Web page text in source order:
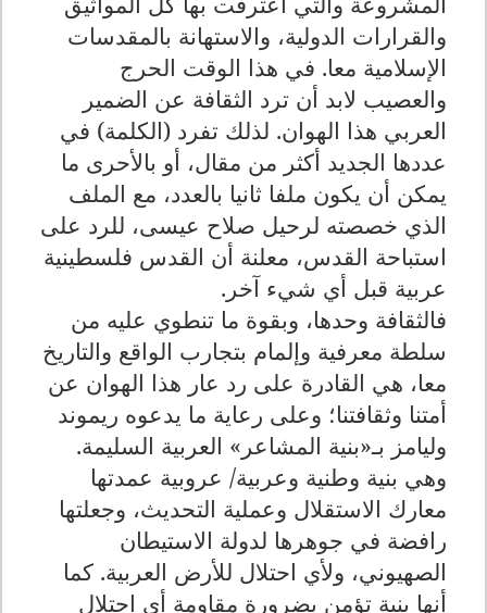
والقرارات الدولية، والاستهانة بالمقدسات
الإسلامية معا. في هذا الوقت الحرج
والعصيب لابد أن ترد الثقافة عن الضمير
العربي هذا الهوان. لذلك تفرد (الكلمة) في
عددها الجديد أكثر من مقال، أو بالأحرى ما
يمكن أن يكون ملفا ثانيا بالعدد، مع الملف
الذي خصصته لرحيل صلاح عيسى، للرد على
استباحة القدس، معلنة أن القدس فلسطينية
عربية قبل أي شيء آخر.
فالثقافة وحدها، وبقوة ما تنطوي عليه من
سلطة معرفية وإلمام بتجارب الواقع والتاريخ
معا، هي القادرة على رد عار هذا الهوان عن
أمتنا وثقافتنا؛ وعلى رعاية ما يدعوه ريموند
وليامز بـ«بنية المشاعر» العربية السليمة.
وهي بنية وطنية وعربية/ عروبية عمدتها
معارك الاستقلال وعملية التحديث، وجعلتها
رافضة في جوهرها لدولة الاستيطان
الصهيوني، ولأي احتلال للأرض العربية. كما
أنها بنية تؤمن بضرورة مقاومة أي احتلال